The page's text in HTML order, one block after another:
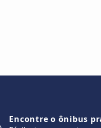
Encontre o ônibus